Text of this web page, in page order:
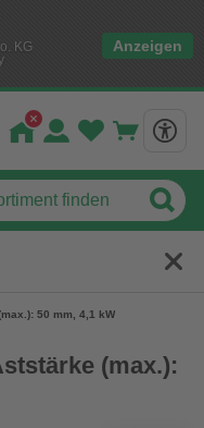
KG
Anzeigen
50 mm, 4,1 kW
(max.):